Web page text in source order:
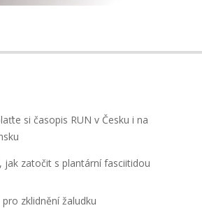
si časopis RUN v Česku i na
jak zatočit s plantární fasciitidou
zklidnění žaludku